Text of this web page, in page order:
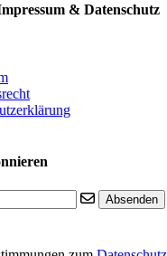
& Datenschutz
Absenden